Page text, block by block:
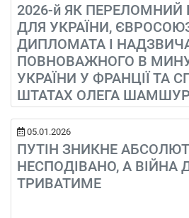
2026-й ЯК ПЕРЕЛОМНИЙ
ДЛЯ УКРАЇНИ,
ДИПЛОМАТА І
ПОВНОВАЖНОГО В
УКРАЇНИ У ФРАНЦІЇ ТА
ШТАТАХ ОЛЕГА
05.01.2026
ПУТІН ЗНИКНЕ
НЕСПОДІВАНО, А ВІЙНА
ТРИВАТИМЕ